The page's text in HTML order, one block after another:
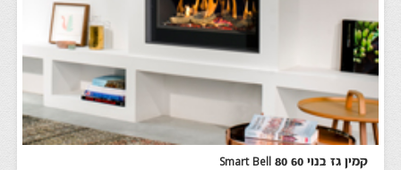
קמין גז בנוי Smart Bell 80 60